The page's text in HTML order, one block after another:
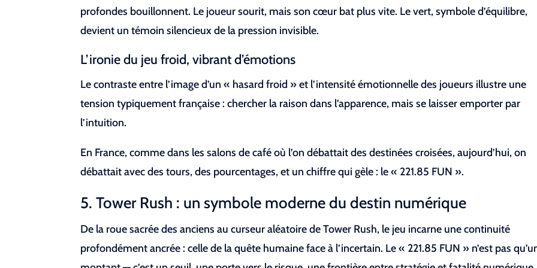
profondes bouillonnent. Le joueur sourit, mais son cœur bat plus vite. Le vert, symbole d’équilibre,
devient un témoin silencieux de la pression invisible.
L’ironie du jeu froid, vibrant d’émotions
Le contraste entre l’image d’un « hasard froid » et l’intensité émotionnelle des joueurs illustre une
tension typiquement française : chercher la raison dans l’apparence, mais se laisser emporter par
l’intuition.
En France, comme dans les salons de café où l’on débattait des destinées croisées, aujourd’hui, on
débattait avec des tours, des pourcentages, et un chiffre qui gèle : le « 221.85 FUN ».
5. Tower Rush : un symbole moderne du destin numérique
De la roue sacrée des anciens au curseur aléatoire de Tower Rush, le jeu incarne une continuité
profondément ancrée : celle de la quête humaine face à l’incertain. Le « 221.85 FUN » n’est pas